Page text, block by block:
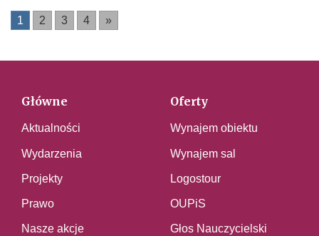
1 2 3 4 »
Główne
Aktualności
Wydarzenia
Projekty
Prawo
Nasze akcje
Oferty
Wynajem obiektu
Wynajem sal
Logostour
OUPiS
Głos Nauczycielski